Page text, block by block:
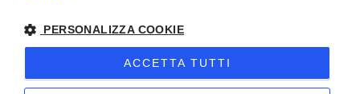
Copyright 2020© Regali Digusto è un marchio di Olio
Becchis di Becchis Danilo - Via Sommariva, 31/2/B -
PERSONALIZZA COOKIE
ACCETTA TUTTI